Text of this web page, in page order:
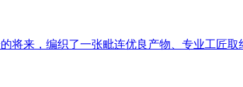
将来，编织了一张毗连优良产物、专业工匠